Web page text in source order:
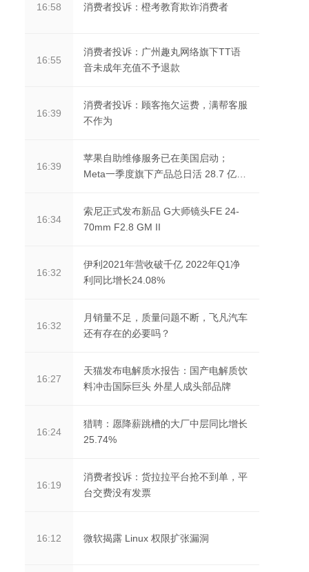
16:58 消费者投诉：橙考教育欺诈消费者
16:55
消费者投诉：广州趣丸网络旗下TT语
音未成年充值不予退款
16:39
消费者投诉：顾客拖欠运费，满帮客服
不作为
16:39
苹果自助维修服务已在美国启动；
Meta一季度旗下产品总日活 28.7 亿
16:34
索尼正式发布新品 G大师镜头FE 24-
70mm F2.8 GM II
16:32
伊利2021年营收破千亿 2022年Q1净
利同比增长24.08%
16:32
月销量不足，质量问题不断，飞凡汽车
还有存在的必要吗？
16:27
天猫发布电解质水报告：国产电解质饮
料冲击国际巨头 外星人成头部品牌
16:24
猎聘：愿降薪跳槽的大厂中层同比增长
25.74%
16:19
消费者投诉：货拉拉平台抢不到单，平
台交费没有发票
16:12 微软揭露 Linux 权限扩张漏洞